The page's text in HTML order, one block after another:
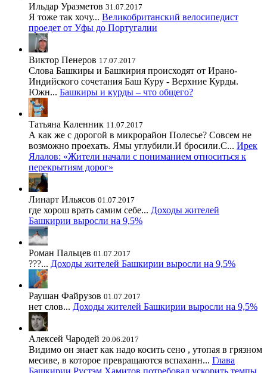
Ильдар Уразметов 31.07.2017
Я тоже так хочу... Великобританский велосипедист
проедет от Уфы до Португалии
Виктор Пенеров 17.07.2017
Слова Башкиры и Башкирия происходят от Ирано-
Индийского сочетания Баш Куру - Верхние Курды.
Южн... Башкиры и курды – что общего?
Татьяна Каленник 11.07.2017
А как же с дорогой в микрорайон Полесье? Совсем не
возможно проехать. Ямы углубили.И бросили.С... Ирек
Ялалов: «Жители начали с пониманием относиться к
перекрытиям дорог»
Линарт Ильясов 01.07.2017
где хорош врать самим себе... Доходы жителей
Башкирии выросли на 9,5%
Роман Пальцев 01.07.2017
???... Доходы жителей Башкирии выросли на 9,5%
Раушан Файрузов 01.07.2017
нет слов... Доходы жителей Башкирии выросли на 9,5%
Алексей Чародей 20.06.2017
Видимо он знает как надо косить сено , утопая в грязном
месиве, в которое превращаются вспаханн... Глава